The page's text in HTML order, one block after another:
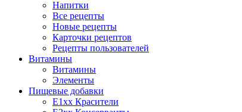
Напитки
Все рецепты
Новые рецепты
Карточки рецептов
Рецепты пользователей
Витамины
Витамины
Элементы
Пищевые добавки
E1xx Красители